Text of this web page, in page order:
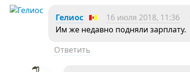
Гелиос 16 июля 2018, 11:36
Им же недавно подняли зарплату.
Ответить